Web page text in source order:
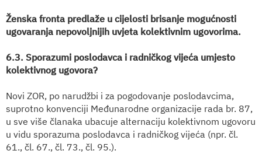
Ženska fronta predlaže u cijelosti brisanje mogućnosti
ugovaranja nepovoljnijih uvjeta kolektivnim ugovorima.
6.3. Sporazumi poslodavca i radničkog vijeća umjesto
kolektivnog ugovora?
Novi ZOR, po narudžbi i za pogodovanje poslodavcima,
suprotno konvenciji Međunarodne organizacije rada br. 87,
u sve više članaka ubacuje alternaciju kolektivnom ugovoru
u vidu sporazuma poslodavca i radničkog vijeća (npr. čl.
61., čl. 67., čl. 73., čl. 95.).